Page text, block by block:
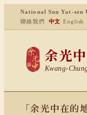
National Sun Yat-
聯絡我們
中文·English
余光
Kwang-
「余光中在的